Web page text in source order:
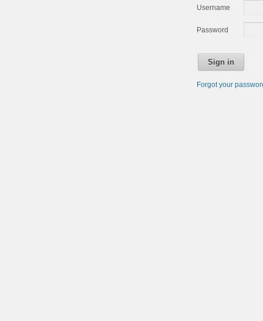
Username
Password
Sign in
Forgot your